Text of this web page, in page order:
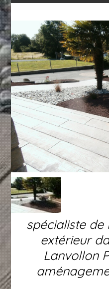
spécialiste
extérieur
Lanvollon